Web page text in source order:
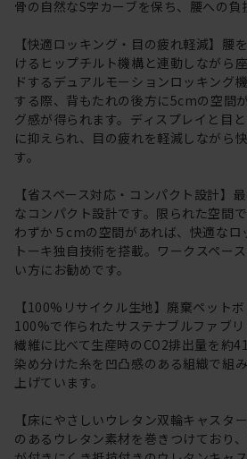
骨の自然なS字カーブを保ち、腰への負
【快適ロッキング・目の疲れ軽減】腰
けるヒップチルト機構と連動しながら
ドするデュアルモーションロッキング
する際、背もたれの後方に5cmの空間
グ感が得られます。ディスプレイと目
に抑えられ、目の疲れを軽減しながら
す。
【省スペース対応・コンパクト設計】
なコンパクト設計です。限られた空間
わずか５cmの空間があれば、快適なロ
トーキ独自技術を搭載。ワークスペー
い方にお勧めです。
【100%リサイクル生地】廃棄ペット
100%で作られたサステナブルファブ
繊維に比べて生産時のCO2排出量を約
染め分けた糸を凹凸感のある組織で組
上げています。
【床にやさしいウレタン双輪キャスタ
のあるウレタン素材を巻きつけており